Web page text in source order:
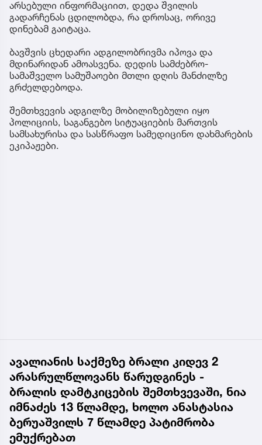
არსებული ინფორმაციით, დედა შვილის
გადარჩენას ცდილობდა, რა დროსაც, ორივე
დინებამ გაიტაცა.
ბავშვის ცხედარი ადგილობრივმა იპოვა და
მდინარიდან ამოასვენა. დედის სამძებრო-
სამაშველო სამუშაოები მთლი დღის მანძილზე
გრძელდებოდა.
შემთხვევის ადგილზე მობილიზებული იყო
პოლიციის, საგანგებო სიტუაციების მართვის
სამსახურისა და სასწრაფო სამედიცინო დახმარების
ეკიპაჟები.
ავალიანის საქმეზე ბრალი კიდევ 2
არასრულწლოვანს წარუდგინეს -
ბრალის დამტკიცების შემთხვევაში, ნია
იმნაძეს 13 წლამდე, ხოლო ანასტასია
ბერუაშვილს 7 წლამდე პატიმრობა
ემუქრებათ